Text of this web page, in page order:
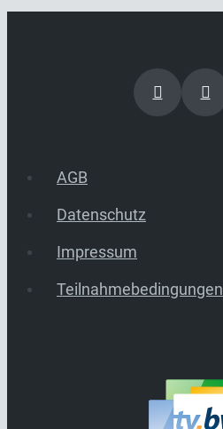
AGB
Datenschutz
Impressum
Teilnahmebedingungen